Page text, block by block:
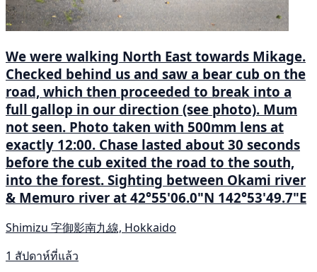
We were walking North East towards Mikage.
Checked behind us and saw a bear cub on the
road, which then proceeded to break into a
full gallop in our direction (see photo). Mum
not seen. Photo taken with 500mm lens at
exactly 12:00. Chase lasted about 30 seconds
before the cub exited the road to the south,
into the forest. Sighting between Okami river
& Memuro river at 42°55'06.0"N 142°53'49.7"E
Shimizu 字御影南九線, Hokkaido
1 สัปดาห์ที่แล้ว